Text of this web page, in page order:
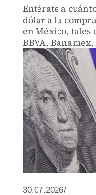
Entérate a
dólar a la
en México, tales
BBVA,
30.07.2026/